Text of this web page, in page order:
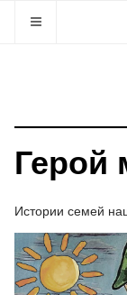
Герой
Истории семей